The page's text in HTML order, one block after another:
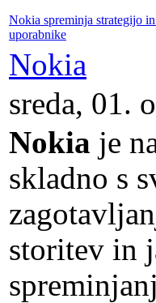
Nokia spreminja strategijo
uporabnike
Nokia
sreda, 01.
Nokia je
skladno s
storitev in